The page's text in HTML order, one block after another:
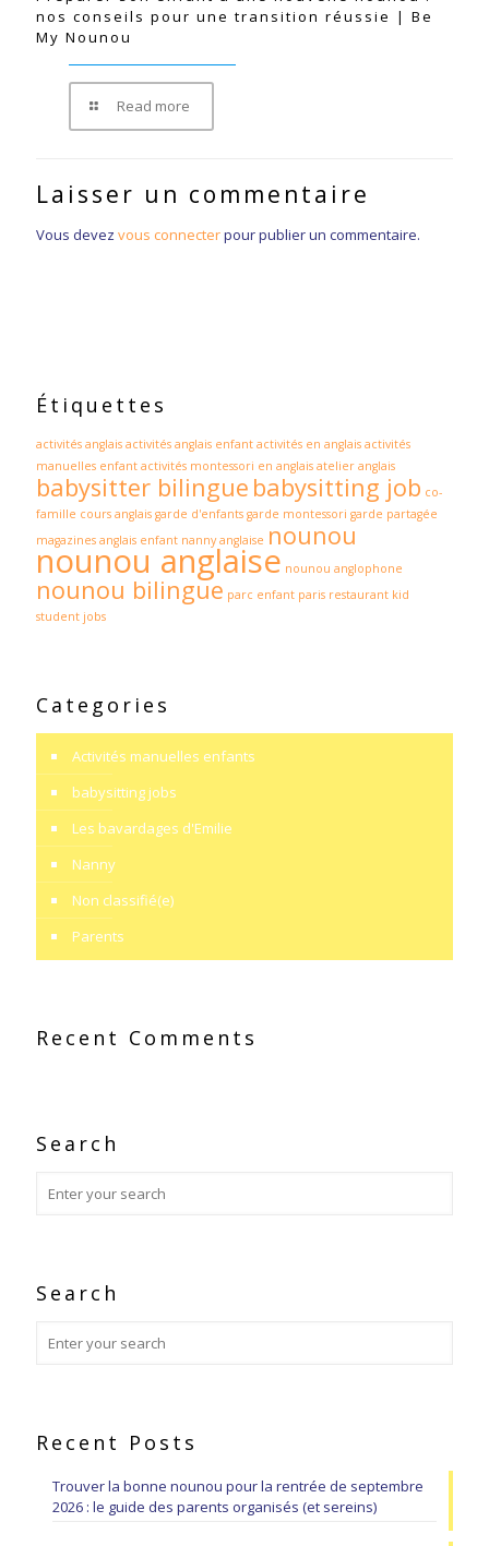
nos conseils pour une transition réussie | Be
My Nounou
Read more
Laisser un commentaire
Vous devez vous connecterpour publier un commentaire.
Étiquettes
activités anglais activités anglais enfant activités en anglais activités
manuelles enfant activités montessori en anglais atelier anglais
babysitter bilingue babysitting job co-
famille cours anglais garde d'enfants garde montessori garde partagée
magazines anglais enfant nanny anglaise nounou
nounou anglaise nounou anglophone
nounou bilingue parc enfant paris restaurant kid
student jobs
Categories
Activités manuelles enfants
babysitting jobs
Les bavardages d'Emilie
Nanny
Non classifié(e)
Parents
Recent Comments
Search
Search
Recent Posts
Trouver la bonne nounou pour la rentrée de septembre
2026 : le guide des parents organisés (et sereins)